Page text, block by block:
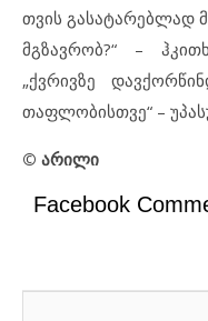
თვის გასატარებლად
მგზავრობ?“ –
„ქვრივზე
თაფლობისთვე“ –
© არილი
Facebook